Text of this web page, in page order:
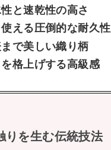
と速乾性の高さ
える圧倒的な耐久性
で美しい織り柄
格上げする高級感
りを生む伝統技法